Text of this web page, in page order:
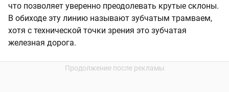
что позволяет уверенно преодолевать крутые склоны.
В обиходе эту линию называют зубчатым трамваем,
хотя с технической точки зрения это зубчатая
железная дорога.